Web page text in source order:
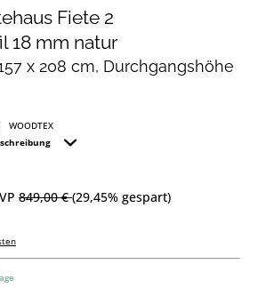
Fiete 2
18 mm natur
x 208 cm, Durchgangshöhe
WOODTEX
849,00 €(29,45% gespart)